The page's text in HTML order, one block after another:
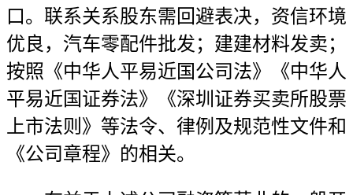
口。联系关系股东需回避表决，资信环境
优良，汽车零配件批发；建建材料发卖；
按照《中华人平易近国公司法》《中华人
平易近国证券法》《深圳证券买卖所股票
上市法则》等法令、律例及规范性文件和
《公司章程》的相关。